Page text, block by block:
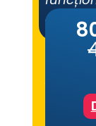
elibera